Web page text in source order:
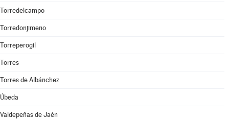
Torredelcampo
Torredonjimeno
Torreperogil
Torres
Torres de Albánchez
Úbeda
Valdepeñas de Jaén